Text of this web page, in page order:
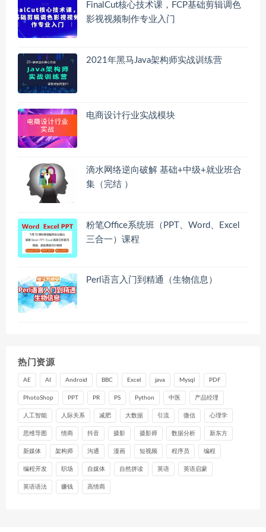
FinalCut核心技术课，FCP基础剪辑调色
影视视频制作专业入门
2021年黑马Java架构师实战训练营
电商设计行业实战模块
滴水网络逆向破解 基础+中级+就业班合
集（完结 ）
粉笔Office系统班（PPT、Word、Excel
三合一）课程
Perl语言入门到精通（生物信息）
热门资源
AE AI Android BBC Excel java Mysql PDF
PhotoShop PPT PR PS Python 中医 产品经理
人工智能 人际关系 减肥 大数据 引流 微信 心理学
思维导图 情商 抖音 摄影 摄影师 数据分析 新东方
新媒体 架构师 沟通 漫画 短视频 程序员 编程
编程开发 职场 自媒体 自然拼读 英语 英语启蒙
英语语法 赚钱 高情商